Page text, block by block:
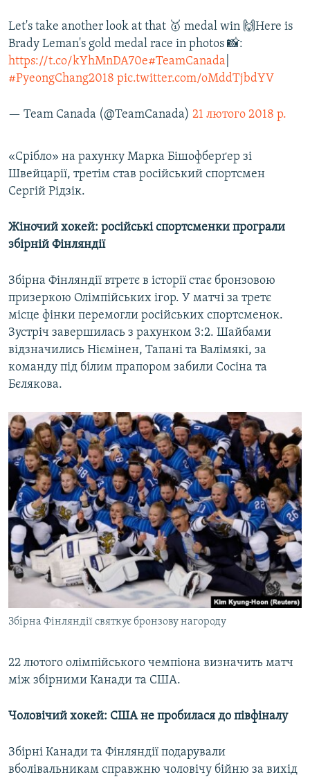
Let's take another look at that 🥇 medal win 🙌Here is
Brady Leman's gold medal race in photos 📸:
https://t.co/kYhMnDA70e#TeamCanada
#PyeongChang2018 pic.twitter.com/oMddTjbdYV
— Team Canada (@TeamCanada) 21 лютого 2018 р.
«Срібло» на рахунку Марка Бішофберґер зі
Швейцарії, третім став російський спортсмен
Сергій Рідзік.
Жіночий хокей: російські спортсменки програли
збірній Фінляндії
Збірна Фінляндії втретє в історії стає бронзовою
призеркою Олімпійських ігор. У матчі за третє
місце фінки перемогли російських спортсменок.
Зустріч завершилась з рахунком 3:2. Шайбами
відзначились Ніємінен, Тапані та Валімякі, за
команду під білим прапором забили Сосіна та
Бєлякова.
Збірна Фінляндії святкує бронзову нагороду
22 лютого олімпійського чемпіона визначить матч
між збірними Канади та США.
Чоловічий хокей: США не пробилася до півфіналу
Збірні Канади та Фінляндії подарували
вболівальникам справжню чоловічу бійню за вихід